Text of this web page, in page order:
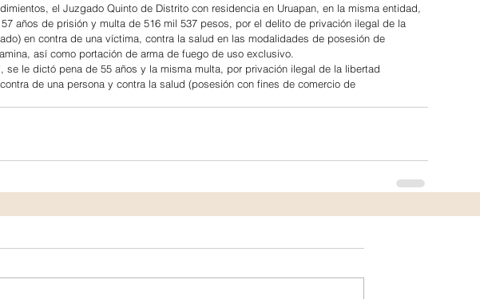
el Juzgado Quinto de Distrito con residencia en Uruapan, en la misma entidad,
57 años de prisión y multa de 516 mil 537 pesos, por el delito de privación ilegal de la
en contra de una víctima, contra la salud en las modalidades de posesión de
así como portación de arma de fuego de uso exclusivo.
se le dictó pena de 55 años y la misma multa, por privación ilegal de la libertad
de una persona y contra la salud (posesión con fines de comercio de